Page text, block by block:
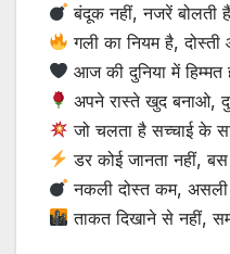
बंदूक नहीं, नजरें बोलती
गली का नियम है, दोस्ती
आज की दुनिया में
अपने रास्ते खुद बनाओ,
जो चलता है सच्चाई के
डर कोई जानता नहीं, बस
नकली दोस्त कम, असली
ताकत दिखाने से नहीं,